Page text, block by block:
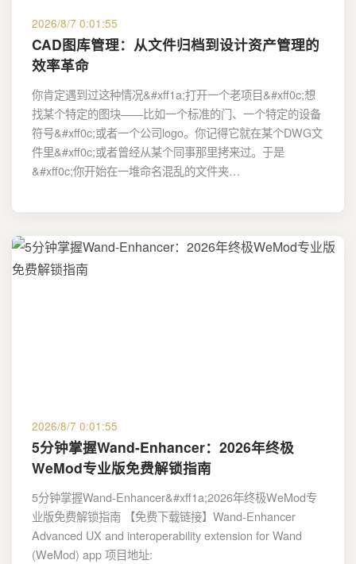
2026/8/7 0:01:55
CAD图库管理：从文件归档到设计资产管理的
效率革命
你肯定遇到过这种情况&#xff1a;打开一个老项目&#xff0c;想
找某个特定的图块——比如一个标准的门、一个特定的设备
符号&#xff0c;或者一个公司logo。你记得它就在某个DWG文
件里&#xff0c;或者曾经从某个同事那里拷来过。于是
&#xff0c;你开始在一堆命名混乱的文件夹…
2026/8/7 0:01:55
5分钟掌握Wand-Enhancer：2026年终极
WeMod专业版免费解锁指南
5分钟掌握Wand-Enhancer&#xff1a;2026年终极WeMod专
业版免费解锁指南 【免费下载链接】Wand-Enhancer
Advanced UX and interoperability extension for Wand
(WeMod) app 项目地址: